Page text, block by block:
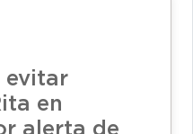
evitar
en
alerta de